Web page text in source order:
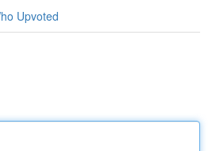
Upvoted